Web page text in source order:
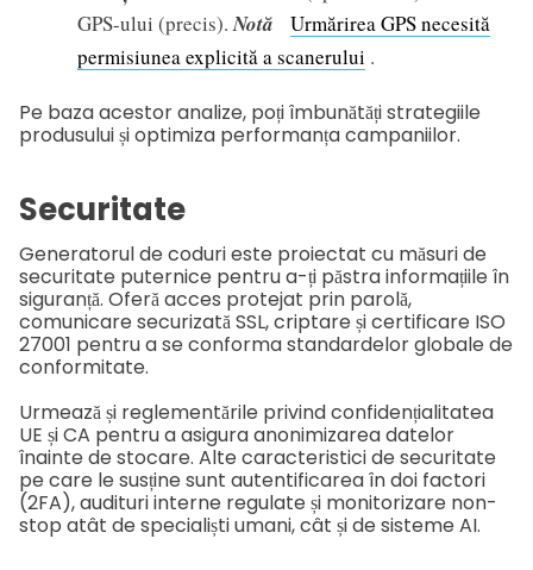
GPS-ului (precis).Notă
Urmărirea GPS necesită
permisiunea explicită a scanerului .
Pe baza acestor analize, poți îmbunătăți strategiile
produsului și optimiza performanța campaniilor.
Securitate
Generatorul de coduri este proiectat cu măsuri de
securitate puternice pentru a-ți păstra informațiile în
siguranță. Oferă acces protejat prin parolă,
comunicare securizată SSL, criptare și certificare ISO
27001 pentru a se conforma standardelor globale de
conformitate.
Urmează și reglementările privind confidențialitatea
UE și CA pentru a asigura anonimizarea datelor
înainte de stocare. Alte caracteristici de securitate
pe care le susține sunt autentificarea în doi factori
(2FA), audituri interne regulate și monitorizare non-
stop atât de specialiști umani, cât și de sisteme AI.